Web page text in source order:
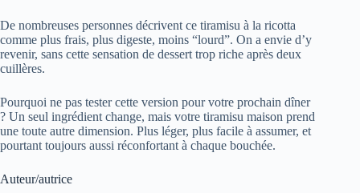
De nombreuses personnes décrivent ce tiramisu à la ricotta
comme plus frais, plus digeste, moins “lourd”. On a envie d’y
revenir, sans cette sensation de dessert trop riche après deux
cuillères.
Pourquoi ne pas tester cette version pour votre prochain dîner
? Un seul ingrédient change, mais votre tiramisu maison prend
une toute autre dimension. Plus léger, plus facile à assumer, et
pourtant toujours aussi réconfortant à chaque bouchée.
Auteur/autrice